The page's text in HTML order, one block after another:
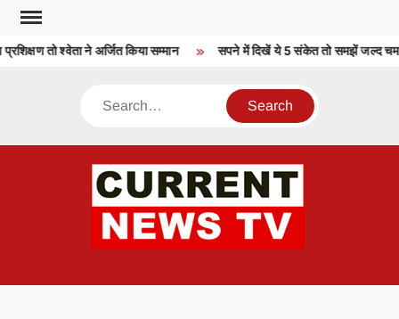
Skip
contentतो श्वेता ने अर्जित किया सम्मान सपने में दिखें ये 5 संकेत तो समझें जल्द
Search